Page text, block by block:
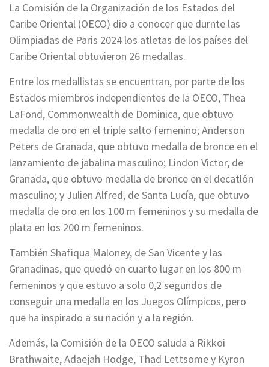
La Comisión de la Organización de los Estados del
Caribe Oriental (OECO) dio a conocer que durnte las
Olimpiadas de Paris 2024 los atletas de los países del
Caribe Oriental obtuvieron 26 medallas.
Entre los medallistas se encuentran, por parte de los
Estados miembros independientes de la OECO, Thea
LaFond, Commonwealth de Dominica, que obtuvo
medalla de oro en el triple salto femenino; Anderson
Peters de Granada, que obtuvo medalla de bronce en el
lanzamiento de jabalina masculino; Lindon Victor, de
Granada, que obtuvo medalla de bronce en el decatlón
masculino; y Julien Alfred, de Santa Lucía, que obtuvo
medalla de oro en los 100 m femeninos y su medalla de
plata en los 200 m femeninos.
También Shafiqua Maloney, de San Vicente y las
Granadinas, que quedó en cuarto lugar en los 800 m
femeninos y que estuvo a solo 0,2 segundos de
conseguir una medalla en los Juegos Olímpicos, pero
que ha inspirado a su nación y a la región.
Además, la Comisión de la OECO saluda a Rikkoi
Brathwaite, Adaejah Hodge, Thad Lettsome y Kyron